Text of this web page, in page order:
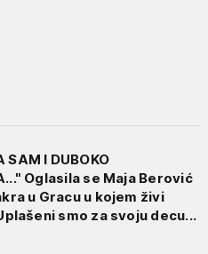
SAM I DUBOKO
Oglasila se Maja Berović
u Gracu u kojem živi
smo za svoju decu...